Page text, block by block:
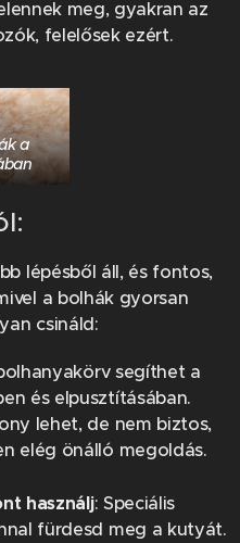
meg, gyakran az
felelősek ezért.
a
lépésből áll, és fontos,
a bolhák gyorsan
csináld:
segíthet a
és elpusztításában.
lehet, de nem biztos,
elég önálló megoldás.
használj: Speciális
fürdesd meg a kutyát.